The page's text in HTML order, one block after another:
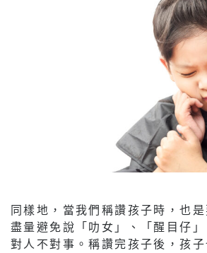
同樣地，當我們稱讚孩子時，也是
盡量避免說「叻女」、「醒目仔
對人不對事。稱讚完孩子後，孩